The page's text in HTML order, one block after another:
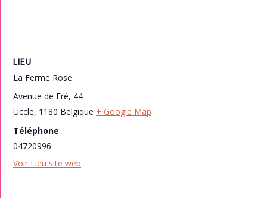
LIEU
La Ferme Rose
Avenue de Fré, 44
Uccle, 1180 Belgique + Google Map
Téléphone
04720996
Voir Lieu site web